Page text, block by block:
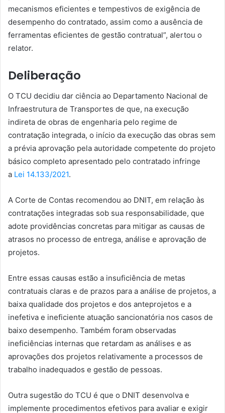
mecanismos eficientes e tempestivos de exigência de
desempenho do contratado, assim como a ausência de
ferramentas eficientes de gestão contratual”, alertou o
relator.
Deliberação
O TCU decidiu dar ciência ao Departamento Nacional de
Infraestrutura de Transportes de que, na execução
indireta de obras de engenharia pelo regime de
contratação integrada, o início da execução das obras sem
a prévia aprovação pela autoridade competente do projeto
básico completo apresentado pelo contratado infringe
a Lei 14.133/2021.
A Corte de Contas recomendou ao DNIT, em relação às
contratações integradas sob sua responsabilidade, que
adote providências concretas para mitigar as causas de
atrasos no processo de entrega, análise e aprovação de
projetos.
Entre essas causas estão a insuficiência de metas
contratuais claras e de prazos para a análise de projetos, a
baixa qualidade dos projetos e dos anteprojetos e a
inefetiva e ineficiente atuação sancionatória nos casos de
baixo desempenho. Também foram observadas
ineficiências internas que retardam as análises e as
aprovações dos projetos relativamente a processos de
trabalho inadequados e gestão de pessoas.
Outra sugestão do TCU é que o DNIT desenvolva e
implemente procedimentos efetivos para avaliar e exigir